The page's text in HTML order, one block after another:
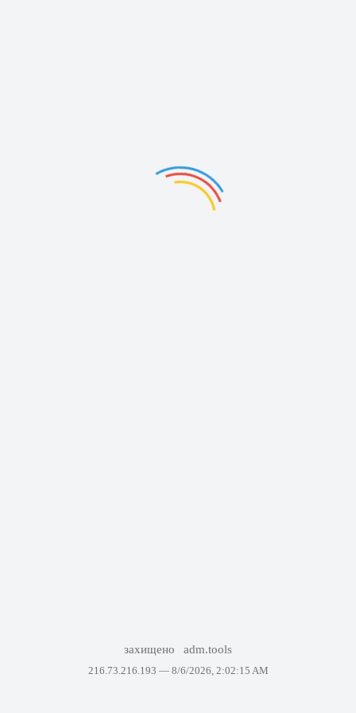
захищено adm.tools
216.73.216.193 — 8/6/2026, 2:02:15 AM